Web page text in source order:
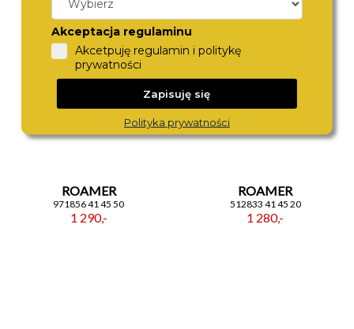
naturalnym przedłużeniem stylu mężczyzny —
dyskretny, pewny siebie i zawsze na miejscu.
ROAMER
971856 41 45 50
1 290,-
ROAMER
512833 41 45 20
1 280,-
Akceptacja regulaminu
Akcetpuję regulamin i politykę
prywatności
Zapisuję się
Polityka prywatności